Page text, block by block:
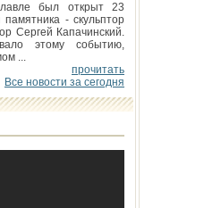
был открыт 23
- скульптор
Сергей Капачинский.
этому событию,
...
прочитать
Все новости за сегодня